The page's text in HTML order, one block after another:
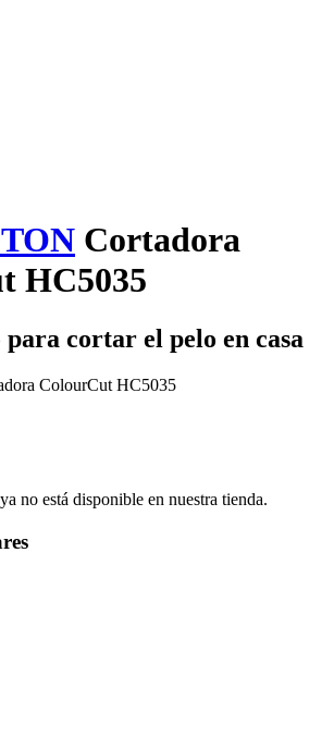
Cortadora
HC5035
cortar el pelo en casa
ColourCut HC5035
no está disponible en nuestra tienda.